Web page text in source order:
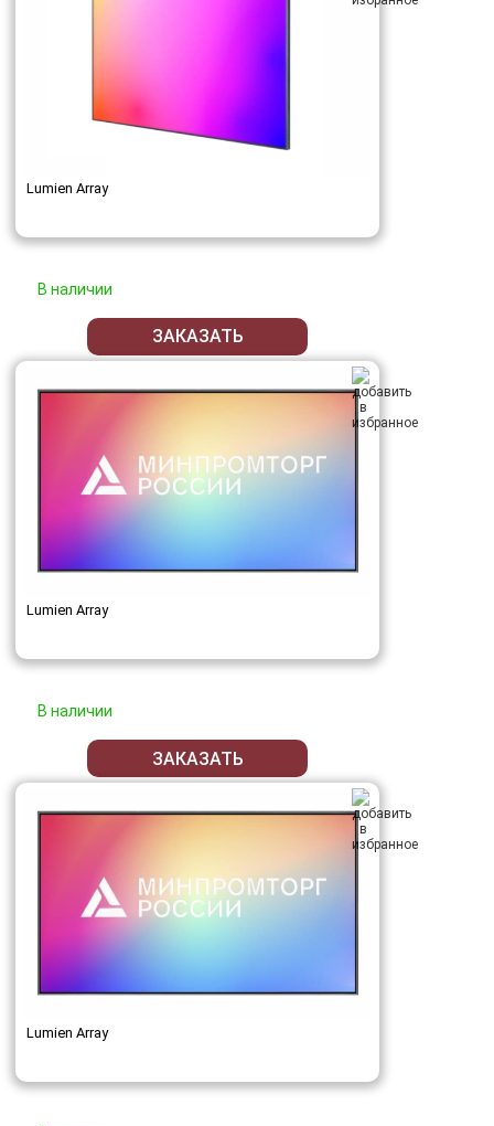
Lumien Array
В наличии
ЗАКАЗАТЬ
Lumien Array
В наличии
ЗАКАЗАТЬ
Lumien Array